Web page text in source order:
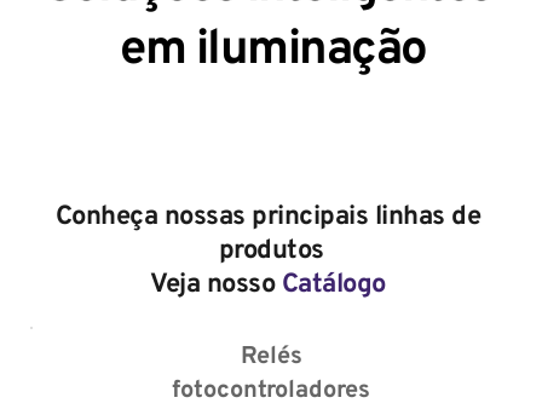
em iluminação
Conheça nossas principais linhas de
produtos
Veja nosso Catálogo
Relés
fotocontroladores